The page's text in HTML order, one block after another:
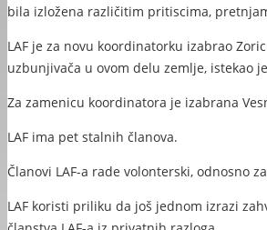
bila izložena različitim pritiscima,
LAF je za novu koordinatorku izabrao
uzbunjivača u ovom delu zemlje, istekao
Za zamenicu koordinatora je izabrana
LAF ima pet stalnih članova.
Članovi LAF-a rade volonterski, odnosno
LAF koristi priliku da još jednom izrazi